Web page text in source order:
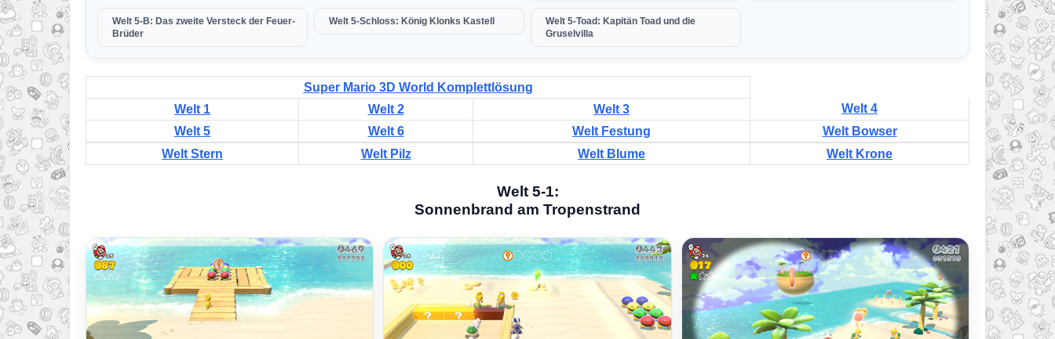
Welt 5-B: Das zweite Versteck der Feuer-
Brüder
Welt 5-Schloss: König Klonks Kastell
Welt 5-Toad: Kapitän Toad und die
Gruselvilla
Super Mario 3D World Komplettlösung
Welt 1
Welt 2 Welt 3
Welt 4
Welt 5
Welt 6 Welt Festung
Welt Bowser
Welt Stern
Welt Pilz Welt Blume Welt Krone
Welt 5-1:
Sonnenbrand am Tropenstrand